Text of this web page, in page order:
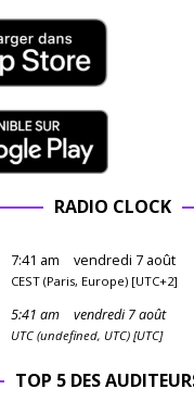
RADIO CLOCK
7:41 am vendredi 7 août
CEST (Paris, Europe) [UTC+2]
5:41 am vendredi 7 août
UTC (undefined, UTC) [UTC]
TOP 5 DES